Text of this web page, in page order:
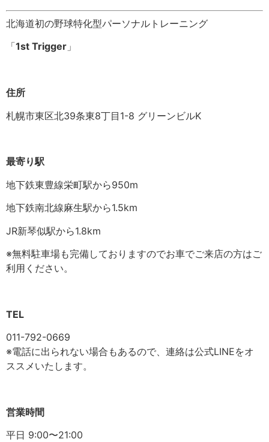
北海道初の野球特化型パーソナルトレーニング
「1st Trigger 」
住所
札幌市東区北39条東8丁目1-8 グリーンビルK
最寄り駅
地下鉄東豊線栄町駅から950m
地下鉄南北線麻生駅から1.5km
JR新琴似駅から1.8km
※無料駐車場も完備しておりますのでお車でご来店の方はご
利用ください。
TEL
011-792-0669
※電話に出られない場合もあるので、連絡は公式LINEをオ
ススメいたします。
営業時間
平日 9:00〜21:00